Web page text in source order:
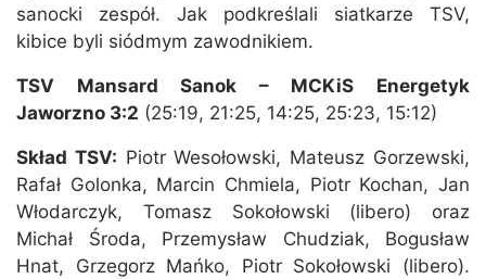
sanocki zespół. Jak podkreślali siatkarze TSV,
kibice byli siódmym zawodnikiem.
TSV Mansard Sanok – MCKiS Energetyk
Jaworzno 3:2 (25:19, 21:25, 14:25, 25:23, 15:12)
Skład TSV: Piotr Wesołowski, Mateusz Gorzewski,
Rafał Golonka, Marcin Chmiela, Piotr Kochan, Jan
Włodarczyk, Tomasz Sokołowski (libero) oraz
Michał Środa, Przemysław Chudziak, Bogusław
Hnat, Grzegorz Mańko, Piotr Sokołowski (libero).